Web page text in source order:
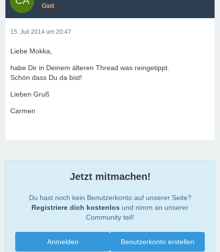
Gast
15. Juli 2014 um 20:47
Liebe Mokka,
habe Dir in Deinem älteren Thread was reingetippt.
Schön dass Du da bist!
Lieben Gruß
Carmen
Jetzt mitmachen!
Du hast noch kein Benutzerkonto auf unserer Seite?
Registriere dich kostenlos und nimm an unserer
Community teil!
Benutzerkonto erstellen
Anmelden